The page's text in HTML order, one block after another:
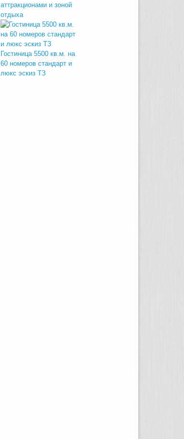
аттракционами и зоной
отдыха
Гостиница 5500 кв.м. на
60 номеров стандарт и
люкс эскиз ТЗ